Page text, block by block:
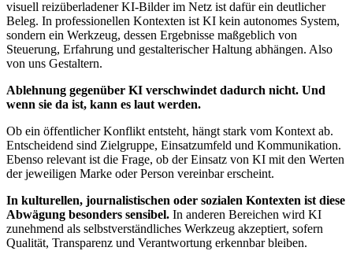
visuell reizüberladener KI-Bilder im Netz ist dafür ein deutlicher
Beleg. In professionellen Kontexten ist KI kein autonomes System,
sondern ein Werkzeug, dessen Ergebnisse maßgeblich von
Steuerung, Erfahrung und gestalterischer Haltung abhängen. Also
von uns Gestaltern.
Ablehnung gegenüber KI verschwindet dadurch nicht. Und
wenn sie da ist, kann es laut werden.
Ob ein öffentlicher Konflikt entsteht, hängt stark vom Kontext ab.
Entscheidend sind Zielgruppe, Einsatzumfeld und Kommunikation.
Ebenso relevant ist die Frage, ob der Einsatz von KI mit den Werten
der jeweiligen Marke oder Person vereinbar erscheint.
In kulturellen, journalistischen oder sozialen Kontexten ist diese
Abwägung besonders sensibel. In anderen Bereichen wird KI
zunehmend als selbstverständliches Werkzeug akzeptiert, sofern
Qualität, Transparenz und Verantwortung erkennbar bleiben.